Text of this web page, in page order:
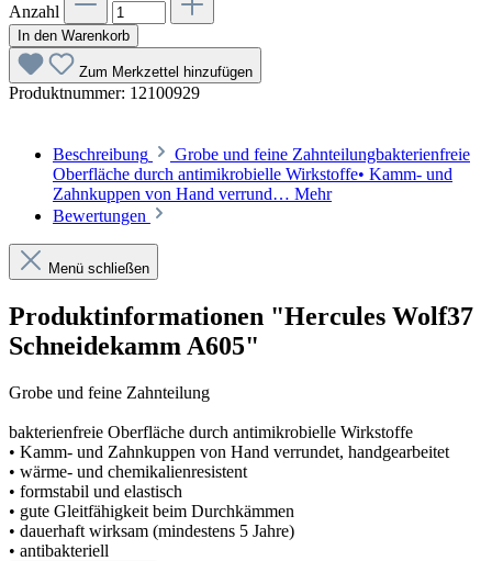
Anzahl
In den Warenkorb
Zum Merkzettel hinzufügen
Produktnummer: 12100929
Beschreibung
Grobe und feine Zahnteilungbakterienfreie
Oberfläche durch antimikrobielle Wirkstoffe• Kamm- und
Zahnkuppen von Hand verrund… Mehr
Bewertungen
Menü schließen
Produktinformationen "Hercules Wolf37
Schneidekamm A605"
Grobe und feine Zahnteilung
bakterienfreie Oberfläche durch antimikrobielle Wirkstoffe
• Kamm- und Zahnkuppen von Hand verrundet, handgearbeitet
• wärme- und chemikalienresistent
• formstabil und elastisch
• gute Gleitfähigkeit beim Durchkämmen
• dauerhaft wirksam (mindestens 5 Jahre)
• antibakteriell